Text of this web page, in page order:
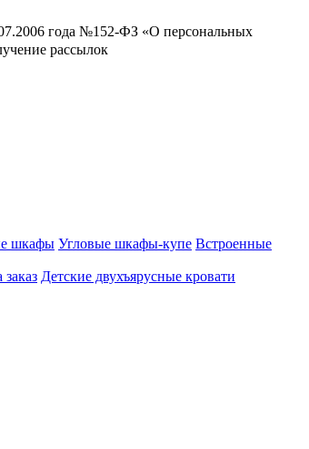
года №152-ФЗ «О персональных
рассылок
шкафы Угловые шкафы-купе Встроенные
Детские двухъярусные кровати